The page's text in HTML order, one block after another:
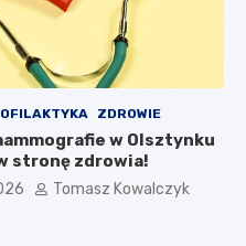
ZDROWIE
w Olsztynku
stronę zdrowia!
Tomasz Kowalczyk